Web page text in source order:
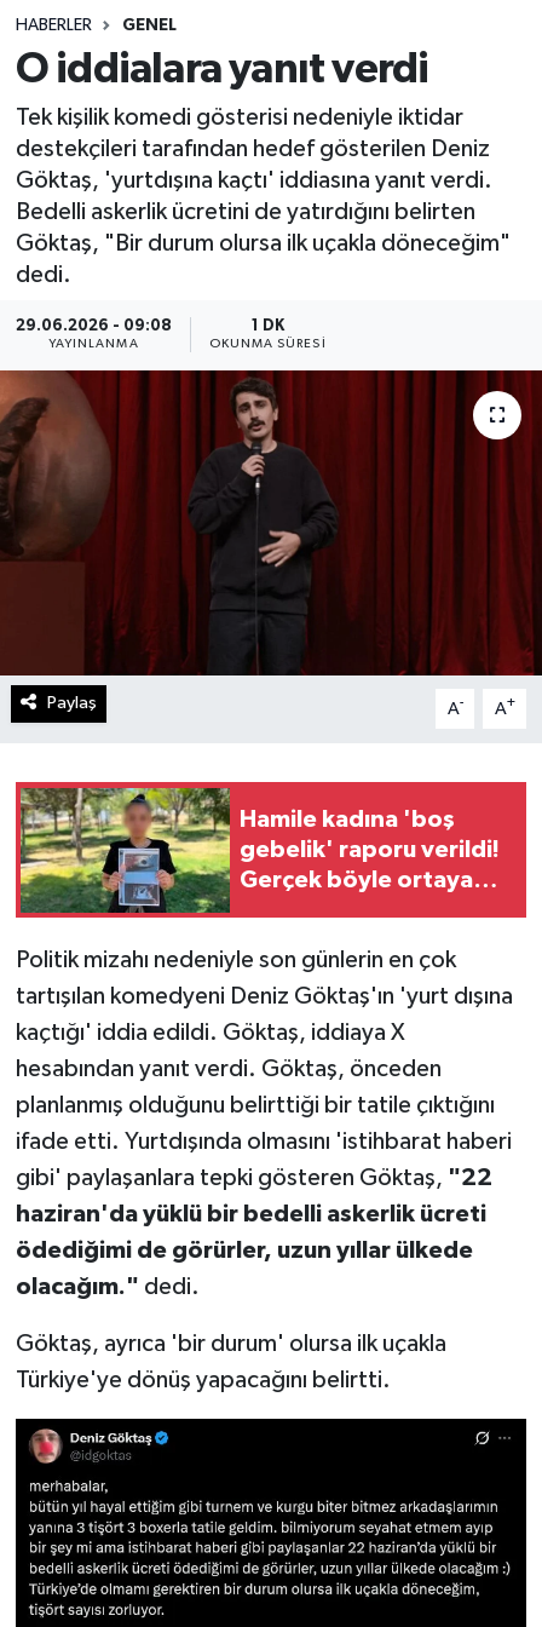
HABERLER GENEL
O iddialara yanıt verdi
Tek kişilik komedi gösterisi nedeniyle iktidar
destekçileri tarafından hedef gösterilen Deniz
Göktaş, 'yurtdışına kaçtı' iddiasına yanıt verdi.
Bedelli askerlik ücretini de yatırdığını belirten
Göktaş, "Bir durum olursa ilk uçakla döneceğim"
dedi.
29.06.2026 - 09:08
YAYINLANMA
1 DK
OKUNMA SÜRESI
Paylaş A- A+
Hamile kadına 'boş
gebelik' raporu verildi!
Gerçek böyle ortaya
Politik mizahı nedeniyle son günlerin en çok
tartışılan komedyeni Deniz Göktaş'ın 'yurt dışına
kaçtığı' iddia edildi. Göktaş, iddiaya X
hesabından yanıt verdi. Göktaş, önceden
planlanmış olduğunu belirttiği bir tatile çıktığını
ifade etti. Yurtdışında olmasını 'istihbarat haberi
gibi' paylaşanlara tepki gösteren Göktaş, "22
haziran'da yüklü bir bedelli askerlik ücreti
ödediğimi de görürler, uzun yıllar ülkede
olacağım." dedi.
Göktaş, ayrıca 'bir durum' olursa ilk uçakla
Türkiye'ye dönüş yapacağını belirtti.
Spor
Teknoloji